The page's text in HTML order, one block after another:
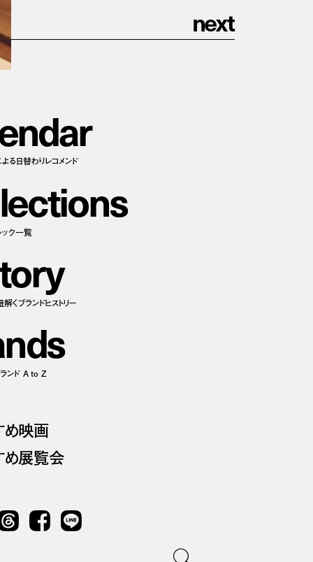
next
ndar
る日替わりレコメンド
ections
ック一覧
ory
くブランドヒストリー
nds
ランド A to Z
映画
展覧会
Facebook LINE